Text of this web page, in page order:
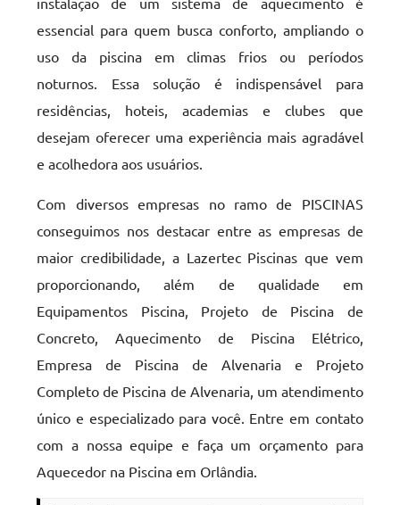
essencial para quem busca conforto, ampliando o
uso da piscina em climas frios ou períodos
noturnos. Essa solução é indispensável para
residências, hoteis, academias e clubes que
desejam oferecer uma experiência mais agradável
e acolhedora aos usuários.
Com diversos empresas no ramo de PISCINAS
conseguimos nos destacar entre as empresas de
maior credibilidade, a Lazertec Piscinas que vem
proporcionando, além de qualidade em
Equipamentos Piscina, Projeto de Piscina de
Concreto, Aquecimento de Piscina Elétrico,
Empresa de Piscina de Alvenaria e Projeto
Completo de Piscina de Alvenaria, um atendimento
único e especializado para você. Entre em contato
com a nossa equipe e faça um orçamento para
Aquecedor na Piscina em Orlândia.